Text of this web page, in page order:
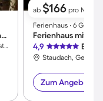
Ferienhaus mit Grill, Sauna und Terrasse
Klagenfurt am Wörthersee, Kärnten, Österreich
ab $166 pro Nacht
Ferienhaus ∙ 6 Gäste
4,9
Zum Angebot